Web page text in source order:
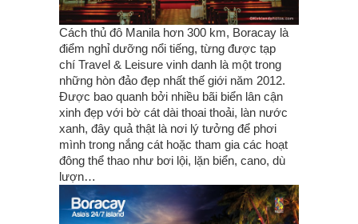
Cách thủ đô Manila hơn 300 km, Boracay là
điểm nghỉ dưỡng nổi tiếng, từng được tạp
chí Travel & Leisure vinh danh là một trong
những hòn đảo đẹp nhất thế giới năm 2012.
Được bao quanh bởi nhiều bãi biển lân cận
xinh đẹp với bờ cát dài thoai thoải, làn nước
xanh, đây quả thật là nơi lý tưởng để phơi
mình trong nắng cát hoặc tham gia các hoạt
đông thể thao như bơi lội, lặn biển, cano, dù
lượn…